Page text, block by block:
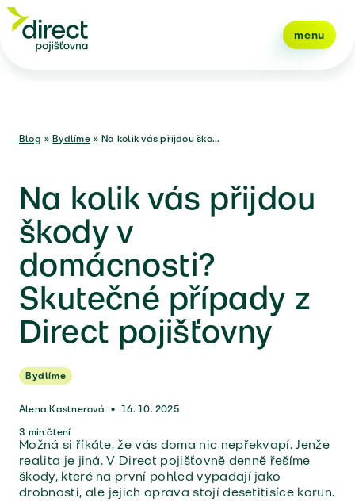
menu
Blog » Bydlíme » Na kolik vás přijdou ško...
Na kolik vás přijdou
škody v
domácnosti?
Skutečné případy z
Direct pojišťovny
Bydlíme
Alena Kastnerová • 16. 10. 2025
3 min čtení
Možná si říkáte, že vás doma nic nepřekvapí. Jenže
realita je jiná. V Direct pojišťovně denně řešíme
škody, které na první pohled vypadají jako
drobnosti, ale jejich oprava stojí desetitisíce korun.